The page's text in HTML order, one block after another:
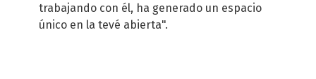
trabajando con él, ha generado un espacio
único en la tevé abierta".